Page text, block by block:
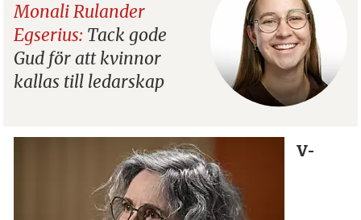
Monali Rulander
Egserius: Tack gode
Gud för att kvinnor
kallas till ledarskap
V-